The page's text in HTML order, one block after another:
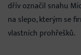
dřív označil snahu
na slepo, kterým se
vlastních prohřešků.